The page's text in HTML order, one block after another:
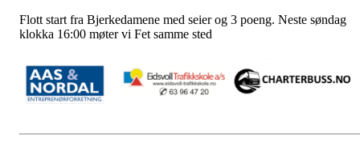
Flott start fra Bjerkedamene med seier og 3 poeng. Neste søndag
klokka 16:00 møter vi Fet samme sted